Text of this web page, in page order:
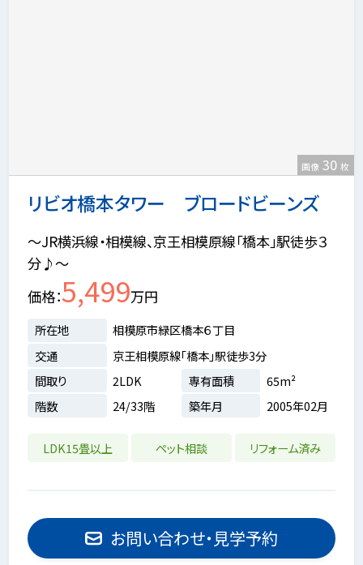
リビオ橋本タワー ブロードビーンズ
画像 30 枚
～JR横浜線・相模線、京王相模原線「橋本」駅徒歩３
分♪～
価格 5,499万円
所在地
相模原市緑区橋本６丁目
交通
京王相模原線「橋本」駅徒歩3分
間取り
2LDK 専有面積
65m²
階数
24/33階 築年月 2005年02月
LDK15畳以上 ペット相談 リフォーム済み
お問い合わせ・見学予約